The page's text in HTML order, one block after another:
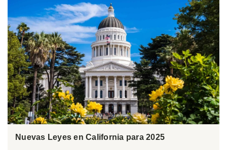
Nuevas Leyes en California para 2025